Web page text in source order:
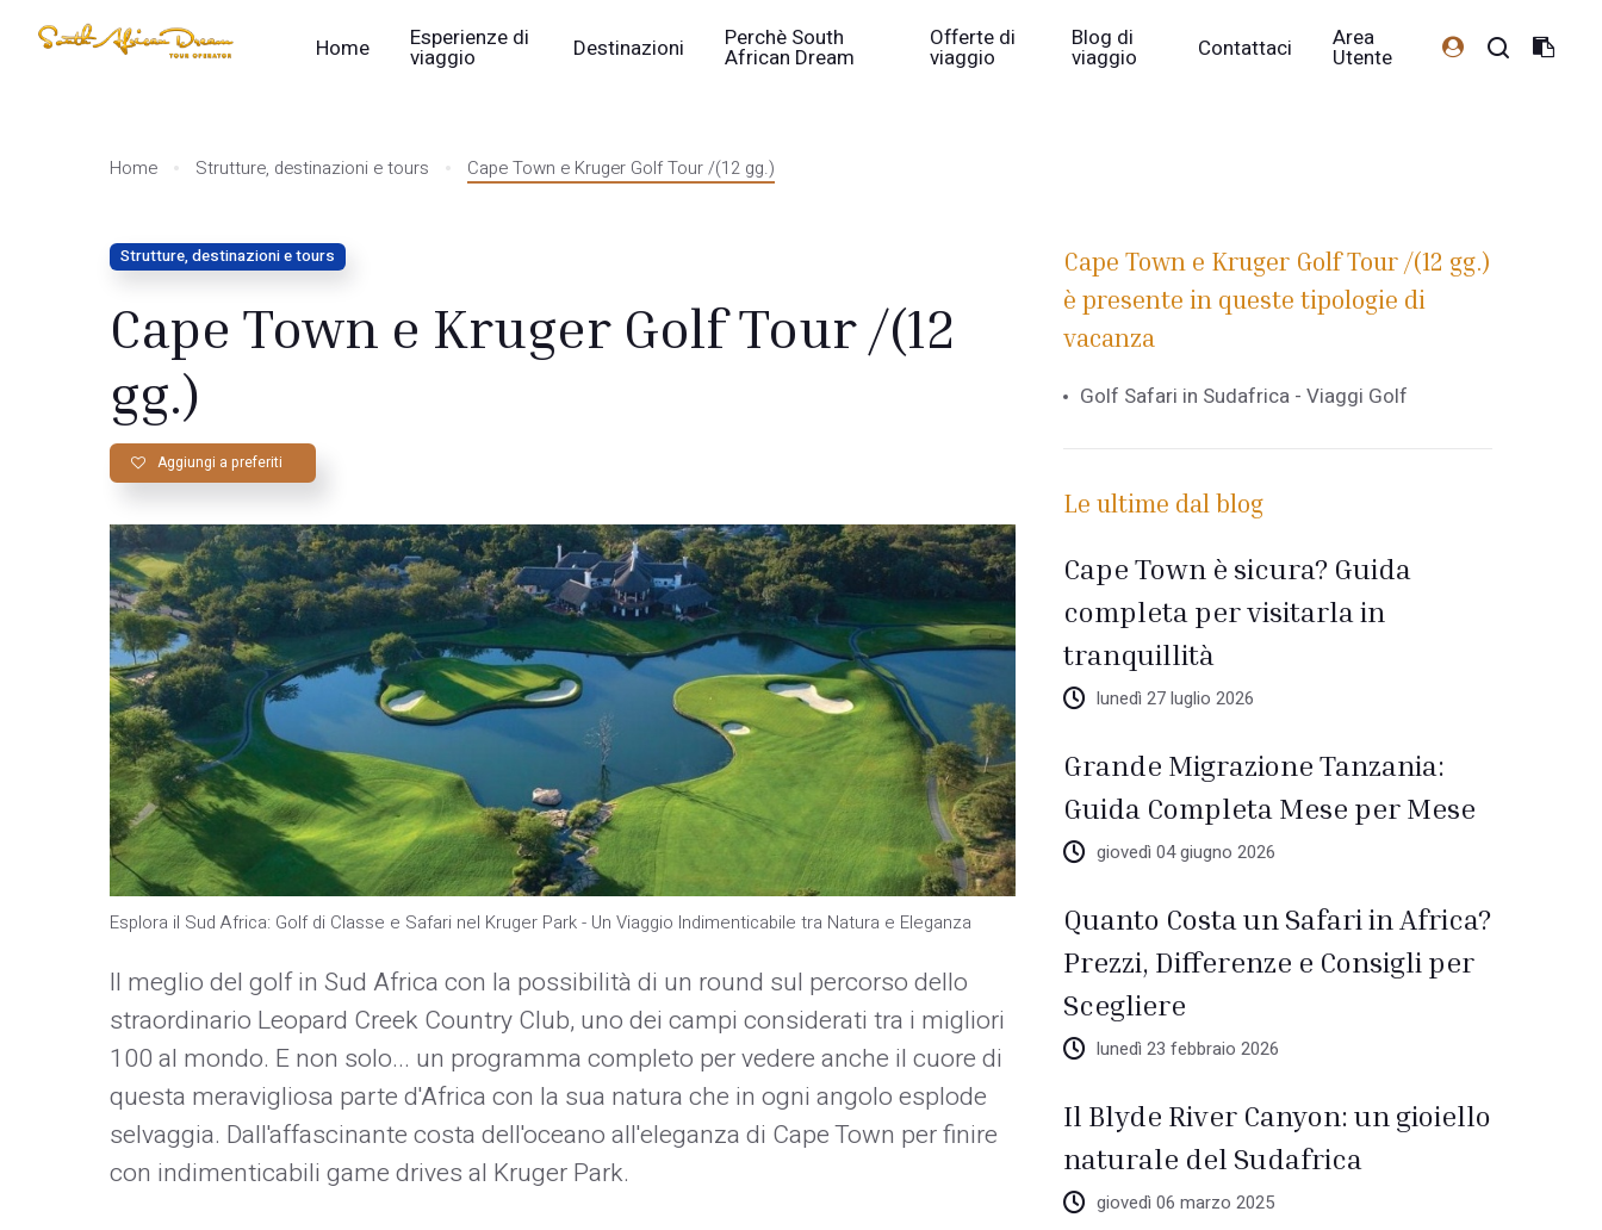
Home Esperienze di
viaggio Destinazioni Perchè South
African Dream
Offerte di
viaggio
Blog di
viaggio Contattaci Area
Utente
Home Strutture, destinazioni e tours Cape Town e Kruger Golf Tour /(12 gg.)
Strutture, destinazioni e tours
Cape Town e Kruger Golf Tour /(12
gg.)
Aggiungi a preferiti
Esplora il Sud Africa: Golf di Classe e Safari nel Kruger Park - Un Viaggio Indimenticabile tra Natura e Eleganza
Il meglio del golf in Sud Africa con la possibilità di un round sul percorso dello
straordinario Leopard Creek Country Club, uno dei campi considerati tra i migliori
100 al mondo. E non solo... un programma completo per vedere anche il cuore di
questa meravigliosa parte d'Africa con la sua natura che in ogni angolo esplode
selvaggia. Dall'affascinante costa dell'oceano all'eleganza di Cape Town per finire
con indimenticabili game drives al Kruger Park.
Cape Town e Kruger Golf Tour /(12 gg.)
è presente in queste tipologie di
vacanza
Golf Safari in Sudafrica - Viaggi Golf
Le ultime dal blog
Cape Town è sicura? Guida
completa per visitarla in
tranquillità
lunedì 27 luglio 2026
Grande Migrazione Tanzania:
Guida Completa Mese per Mese
giovedì 04 giugno 2026
Quanto Costa un Safari in Africa?
Prezzi, Differenze e Consigli per
Scegliere
lunedì 23 febbraio 2026
Il Blyde River Canyon: un gioiello
naturale del Sudafrica
giovedì 06 marzo 2025